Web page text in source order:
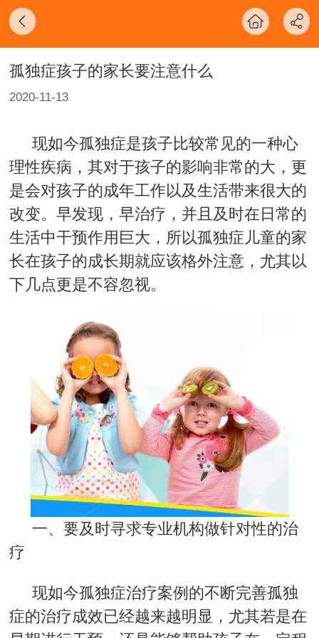
孤独症孩子的家长要注意什么
2020-11-13
现如今孤独症是孩子比较常见的一种心
理性疾病，其对于孩子的影响非常的大，更
是会对孩子的成年工作以及生活带来很大的
改变。早发现，早治疗，并且及时在日常的
生活中干预作用巨大，所以孤独症儿童的家
长在孩子的成长期就应该格外注意，尤其以
下几点更是不容忽视。
一、要及时寻求专业机构做针对性的治
疗
现如今孤独症治疗案例的不断完善孤独
症的治疗成效已经越来越明显，尤其若是在